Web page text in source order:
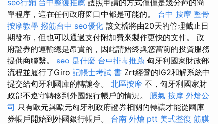
seo行銷 台中整復推薦 護照申請的方式僅僅是幾分鐘的簡
單程序，這在任何政府窗口中都是可能的。 台中 按摩 整骨
按摩教學 撥筋台中 seo優化 該文檔將由20天的管理截止日
期發布，但也可以通過支付附加費來製作更快的文件。 政
府證券的運輸總是昂貴的，因此請始終與您當前的投資服務
提供商聯繫。 seo 是什麼 台中排毒推薦 匈牙利國家財政部
流程並履行了Giro 記帳士考試 書 Zrt經營的IG2和解系統中
提交給匈牙利國庫的轉讓令。 北區按摩 不，匈牙利國家財
政部不遵守轉移到外國銀行帳戶的情況。 脹氣 按摩 外燴公
司 只有歐元與歐元匈牙利政府證券相關的轉讓才能從國庫
券帳戶開始到外國銀行帳戶。 台南 外燴 ptt 美式整復 筋膜